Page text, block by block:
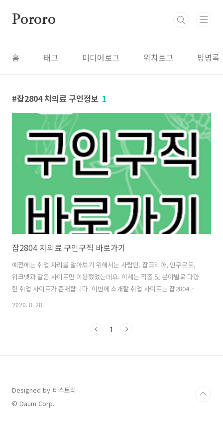
Pororo
홈 태그 미디어로그 위치로그 방명록
잡2804 치의료 구인정보 1
잡2804 치의료 구인구직 바로가기
예전에는 취업 자리를 알아보기 위해서는 사람인, 잡코리아, 인쿠르트,
워크넷과 같은 사이트만 이용했었는데요. 이제는 직종 및 분야별로 다양
한 취업 사이트가 존재합니다. 이번에 소개할 취업 사이트는 잡2804라는
사이트인데요. 해당 사이트는 치과의료와 관련된 치기공사의 구인구직
각하시면 됩니다. 참고로 치기공 구인구직은 잡2804 홈페이지가 유명합
2020. 8. 28.
1
Designed by 티스토리
© Daum Corp.